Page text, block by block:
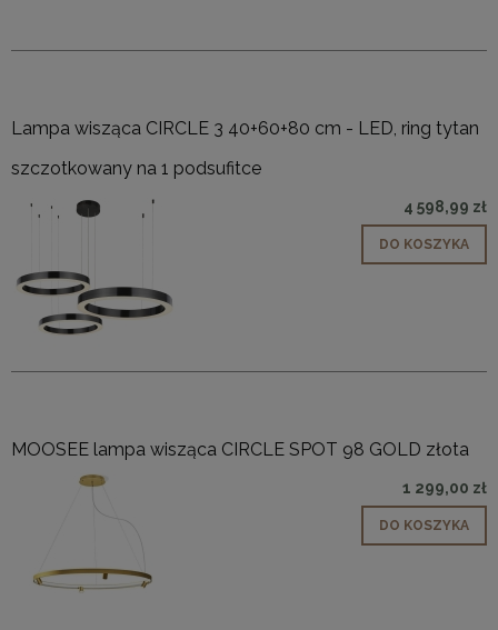
Lampa wisząca CIRCLE 3 40+60+80 cm - LED, ring tytan
szczotkowany na 1 podsufitce
4 598,99 zł
DO KOSZYKA
MOOSEE lampa wisząca CIRCLE SPOT 98 GOLD złota
1 299,00 zł
DO KOSZYKA